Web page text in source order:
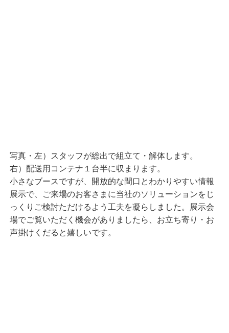
写真・左）スタッフが総出で組立て・解体します。
右）配送用コンテナ１台半に収まります。
小さなブースですが、開放的な間口とわかりやすい情報
展示で、ご来場のお客さまに当社のソリューションをじ
っくりご検討ただけるよう工夫を凝らしました。展示会
場でご覧いただく機会がありましたら、お立ち寄り・お
声掛けくだると嬉しいです。